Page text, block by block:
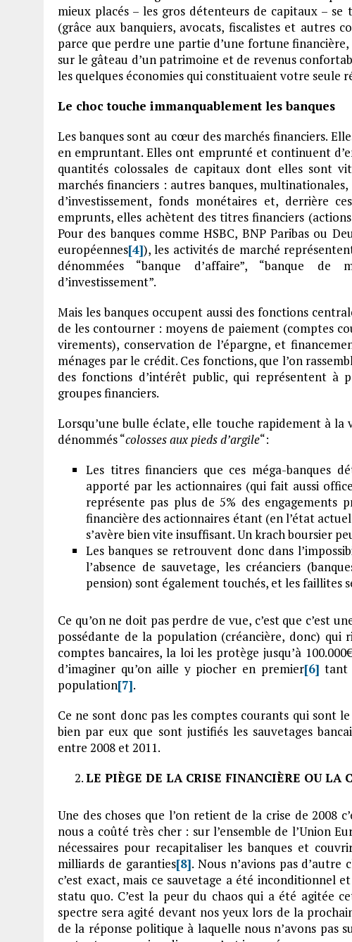
mieux placés – les gros détenteurs de capitaux –
(grâce aux banquiers, avocats, fiscalistes et autres
parce que perdre une partie d’une fortune
sur le gâteau d’un patrimoine et de revenus
les quelques économies qui constituaient votre seule
Le choc touche immanquablement les banques
Les banques sont au cœur des marchés financiers.
en empruntant. Elles ont emprunté et continuent
quantités colossales de capitaux dont elles sont
marchés financiers : autres banques,
d’investissement, fonds monétaires et, derrière
emprunts, elles achètent des titres financiers
Pour des banques comme HSBC, BNP Paribas ou
européennes[4]), les activités de marché
dénommées “banque d’affaire”, “banque
d’investissement”.
Mais les banques occupent aussi des fonctions
de les contourner : moyens de paiement (comptes
virements), conservation de l’épargne, et
ménages par le crédit. Ces fonctions, que l’on
des fonctions d’intérêt public, qui représentent à
groupes financiers.
Lorsqu’une bulle éclate, elle touche rapidement à la
dénommés “colosses aux pieds d’argile“:
Les titres financiers que ces méga-banques
apporté par les actionnaires (qui fait aussi
représente pas plus de 5% des engagements
financière des actionnaires étant (en l’état
s’avère bien vite insuffisant. Un krach boursier
Les banques se retrouvent donc dans
l’absence de sauvetage, les créanciers
pension) sont également touchés, et les faillites
Ce qu’on ne doit pas perdre de vue, c’est que c’est
possédante de la population (créancière, donc) qui
comptes bancaires, la loi les protège jusqu’à
d’imaginer qu’on aille y piocher en premier[6] tant
population[7].
Ce ne sont donc pas les comptes courants qui sont
bien par eux que sont justifiés les sauvetages
entre 2008 et 2011.
LE PIÈGE DE LA CRISE FINANCIÈRE OU LA
Une des choses que l’on retient de la crise de 2008
nous a coûté très cher : sur l’ensemble de l’Union
nécessaires pour recapitaliser les banques et
milliards de garanties[8]. Nous n’avions pas
c’est exact, mais ce sauvetage a été inconditionnel
statu quo. C’est la peur du chaos qui a été agitée
spectre sera agité devant nos yeux lors de la
de la réponse politique à laquelle nous n’avons pas